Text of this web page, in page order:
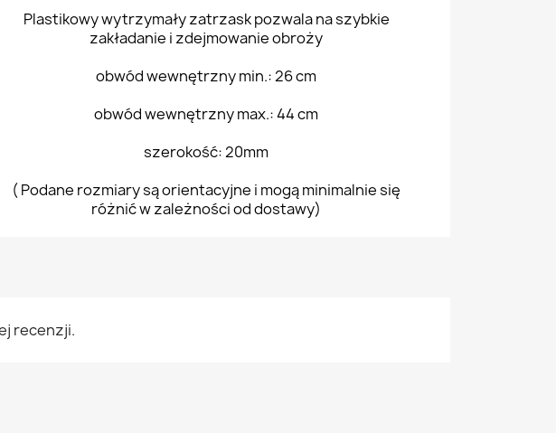
Plastikowy wytrzymały zatrzask pozwala na szybkie
zakładanie i zdejmowanie obroży
obwód wewnętrzny min.: 26 cm
obwód wewnętrzny max.: 44 cm
szerokość: 20mm
( Podane rozmiary są orientacyjne i mogą minimalnie się
różnić w zależności od dostawy)
recenzji.